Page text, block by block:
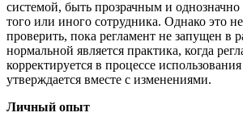
системой, быть прозрачным и однозначно
того или иного сотрудника. Однако это
проверить, пока регламент не запущен в
нормальной является практика, когда
корректируется в процессе
утверждается вместе с изменениями.
Личный опыт